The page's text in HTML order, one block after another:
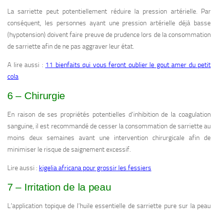
La sarriette peut potentiellement réduire la pression artérielle. Par
conséquent, les personnes ayant une pression artérielle déjà basse
(hypotension) doivent faire preuve de prudence lors de la consommation
de sarriette afin de ne pas aggraver leur état.
A lire aussi : 11 bienfaits qui vous feront oublier le gout amer du petit
cola
6 – Chirurgie
En raison de ses propriétés potentielles d’inhibition de la coagulation
sanguine, il est recommandé de cesser la consommation de sarriette au
moins deux semaines avant une intervention chirurgicale afin de
minimiser le risque de saignement excessif.
Lire aussi : kigelia africana pour grossir les fessiers
7 – Irritation de la peau
L’application topique de l’huile essentielle de sarriette pure sur la peau